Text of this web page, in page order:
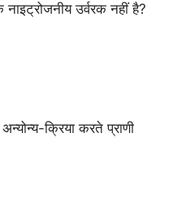
उर्वरक नहीं है?
क्रिया करते प्राणी